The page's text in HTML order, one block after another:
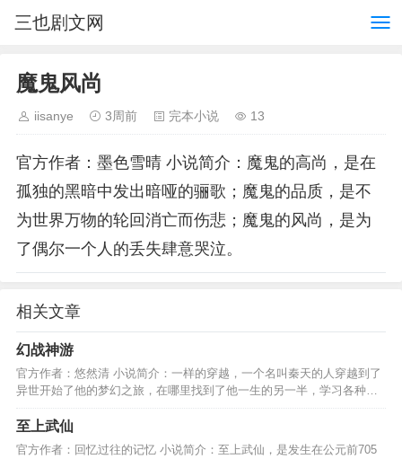
三也剧文网
魔鬼风尚
iisanye 3周前 完本小说 13
官方作者：墨色雪晴 小说简介：魔鬼的高尚，是在
孤独的黑暗中发出暗哑的骊歌；魔鬼的品质，是不
为世界万物的轮回消亡而伤悲；魔鬼的风尚，是为
了偶尔一个人的丢失肆意哭泣。
相关文章
幻战神游
官方作者：悠然清 小说简介：一样的穿越，一个名叫秦天的人穿越到了
异世开始了他的梦幻之旅，在哪里找到了他一生的另一半，学习各种技
能，逍遥游天下！！！…
至上武仙
官方作者：回忆过往的记忆 小说简介：至上武仙，是发生在公元前705